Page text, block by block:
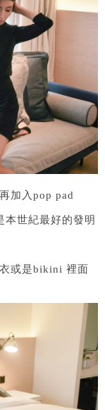
加入pop pad
本世紀最好的發明
或是bikini 裡面